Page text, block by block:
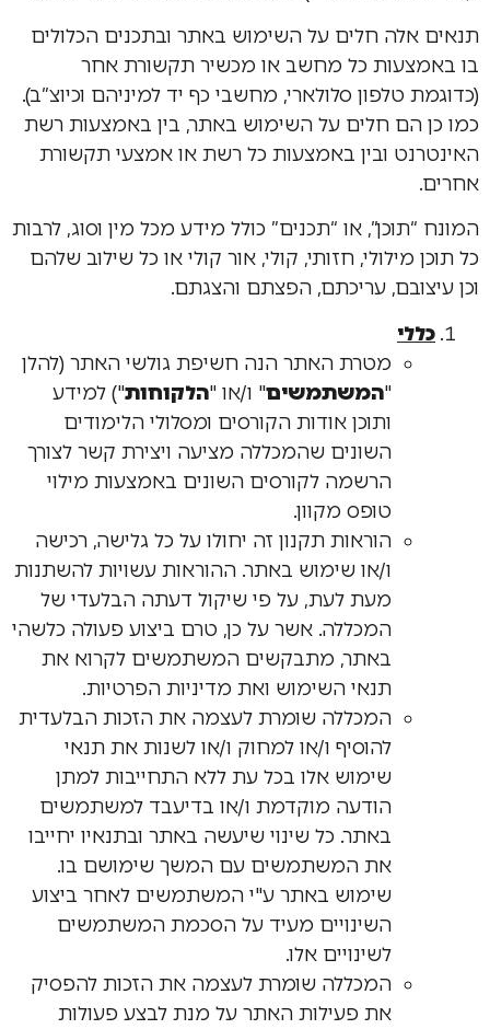
תנאים אלה חלים על השימוש באתר ובתכנים הכלולים
בו באמצעות כל מחשב או מכשיר תקשורת אחר
(כדוגמת טלפון סלולארי, מחשבי כף יד למיניהם וכיוצ”ב).
כמו כן הם חלים על השימוש באתר, בין באמצעות רשת
האינטרנט ובין באמצעות כל רשת או אמצעי תקשורת
אחרים.
המונח “תוכן”, או “תכנים” כולל מידע מכל מין וסוג, לרבות
כל תוכן מילולי, חזותי, קולי, אור קולי או כל שילוב שלהם
וכן עיצובם, עריכתם, הפצתם והצגתם.
כללי
מטרת האתר הנה חשיפת גולשי האתר (להלן
"המשתמשים" ו/או "הלקוחות") למידע
ותוכן אודות הקורסים ומסלולי הלימודים
השונים שהמכללה מציעה ויצירת קשר לצורך
הרשמה לקורסים השונים באמצעות מילוי
טופס מקוון.
הוראות תקנון זה יחולו על כל גלישה, רכישה
ו/או שימוש באתר. ההוראות עשויות להשתנות
מעת לעת, על פי שיקול דעתה הבלעדי של
המכללה. אשר על כן, טרם ביצוע פעולה כלשהי
באתר, מתבקשים המשתמשים לקרוא את
תנאי השימוש ואת מדיניות הפרטיות.
המכללה שומרת לעצמה את הזכות הבלעדית
להוסיף ו/או למחוק ו/או לשנות את תנאי
שימוש אלו בכל עת ללא התחייבות למתן
הודעה מוקדמת ו/או בדיעבד למשתמשים
באתר. כל שינוי שיעשה באתר ובתנאיו יחייבו
את המשתמשים עם המשך שימושם בו.
שימוש באתר ע"י המשתמשים לאחר ביצוע
השינויים מעיד על הסכמת המשתמשים
לשינויים אלו.
המכללה שומרת לעצמה את הזכות להפסיק
את פעילות האתר על מנת לבצע פעולות